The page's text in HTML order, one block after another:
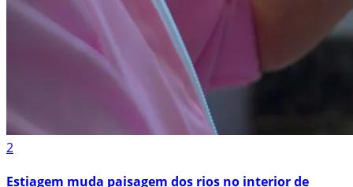
2
Estiagem muda paisagem dos rios no interior de